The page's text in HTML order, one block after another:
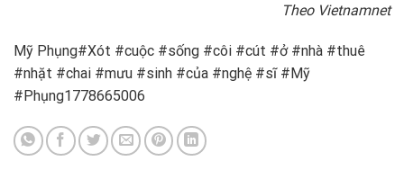
Theo Vietnamnet
Mỹ Phụng#Xót #cuộc #sống #côi #cút #ở #nhà #thuê
#nhặt #chai #mưu #sinh #của #nghệ #sĩ #Mỹ
#Phụng1778665006